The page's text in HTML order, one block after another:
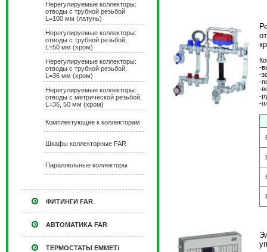
Нерегулируемые коллекторы:
отводы с трубной резьбой
L=100 мм (латунь)
Нерегулируемые коллекторы:
отводы с трубной резьбой,
L=50 мм (хром)
Нерегулируемые коллекторы:
отводы с трубной резьбой,
L=36 мм (хром)
Hерегулируемые коллекторы:
отводы с метрической резьбой,
L=36, 50 мм (хром)
Комплектующие к коллекторам
Шкафы коллекторные FAR
Параллельные коллекторы
ФИТИНГИ FAR
АВТОМАТИКА FAR
ТЕРМОСТАТЫ EMMETi
-
-
-
-
-
-